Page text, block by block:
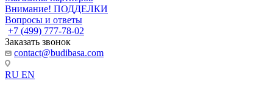
Внимание! ПОДДЕЛКИ
Вопросы и ответы
+7 (499) 777-78-02
Заказать звонок
contact@budibasa.com
RU EN